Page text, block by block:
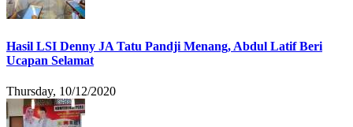
Hasil LSI Denny JA Tatu Pandji Menang, Abdul Latif Beri
Ucapan Selamat
Thursday, 10/12/2020